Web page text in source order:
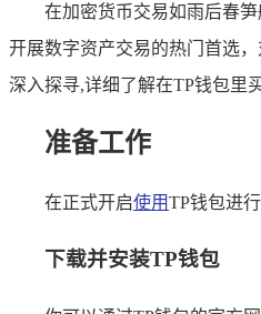
在加密货币交易如雨后春
开展数字资产交易的热门首选
深入探寻,详细了解在TP钱包里
准备工作
在正式开启使用TP钱包进
下载并安装TP钱包